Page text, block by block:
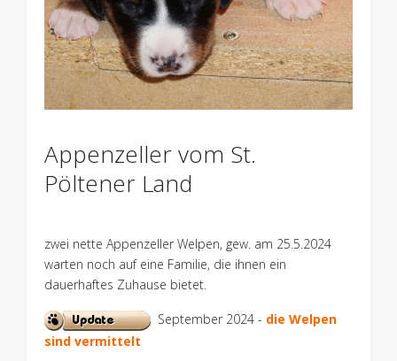
Appenzeller vom St.
Pöltener Land
zwei nette Appenzeller Welpen, gew. am 25.5.2024
warten noch auf eine Familie, die ihnen ein
dauerhaftes Zuhause bietet.
September 2024 - die Welpen
sind vermittelt